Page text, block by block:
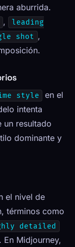
aburrida.
,
leading
shot ,
style
en el
intenta
un resultado
dominante y
el nivel de
términos como
detailed
En Midjourney,